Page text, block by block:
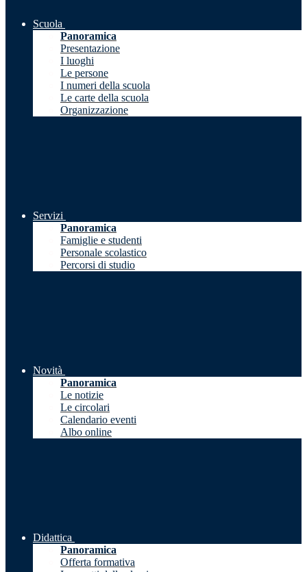
Scuola
Panoramica
Presentazione
I luoghi
Le persone
I numeri della scuola
Le carte della scuola
Organizzazione
Servizi
Panoramica
Famiglie e studenti
Personale scolastico
Percorsi di studio
Novità
Panoramica
Le notizie
Le circolari
Calendario eventi
Albo online
Didattica
Panoramica
Offerta formativa